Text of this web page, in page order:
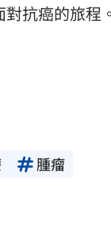
抗癌的旅程。
腫瘤